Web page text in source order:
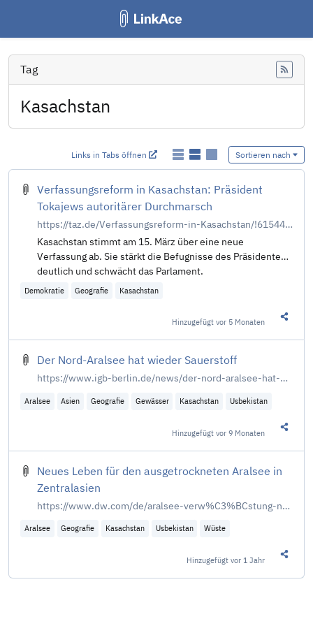
Tag
Kasachstan
Links in Tabs öffnen Sortieren nach
Verfassungsreform in Kasachstan: Präsident
Tokajews autoritärer Durchmarsch
https://taz.de/Verfassungsreform-in-Kasachstan/!6154409/
Ka­sa­chstan stimmt am 15. März über eine neue
Verfassung ab. Sie stärkt die Befugnisse des Präsidenten
deutlich und schwächt das Parlament.
Demokratie Geografie Kasachstan
Hinzugefügtvor 5 Monaten
Der Nord-Aralsee hat wieder Sauerstoff
https://www.igb-berlin.de/news/der-nord-aralsee-hat-wieder-sauerstoff
Aralsee Asien Geografie Gewässer Kasachstan Usbekistan
Hinzugefügtvor 9 Monaten
Neues Leben für den ausgetrockneten Aralsee in
Zentralasien
https://www.dw.com/de/aralsee-verw%C3%BCstung-neues-leben-in-der-aralkum-w%C3%BCste-sowjetzeit-aralsk-siedlungen-sandsturm-setzlinge/a-71049142
Aralsee Geografie Kasachstan Usbekistan Wüste
Hinzugefügtvor 1 Jahr